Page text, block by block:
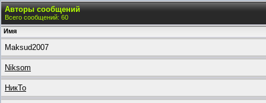
Авторы сообщений
Всего сообщений: 60
Имя
Maksud2007
Niksom
НикТо